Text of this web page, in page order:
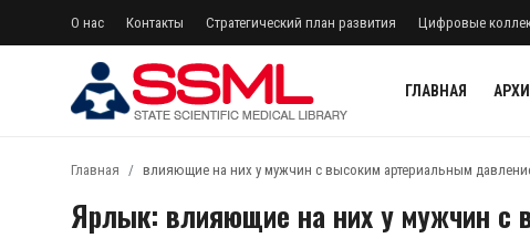
О нас Контакты Стратегический план развития Цифровые
ГЛАВНАЯ
регистр
Главная влияющие на них у мужчин с высоким артериальным
Ярлык: влияющие на них у мужчин с